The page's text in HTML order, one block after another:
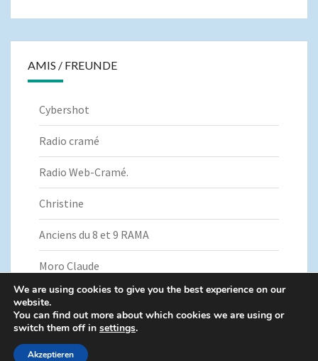
AMIS / FREUNDE
Cybershot
Radio cramé
Radio Web-Cramé.
Christine
Anciens du 8 et 9 RAMA
Moro Claude
© 2026|Fièrement propulsé par
We are using cookies to give you the best experience on our
website.
You can find out more about which cookies we are using or
switch them off in settings.
Akzeptieren